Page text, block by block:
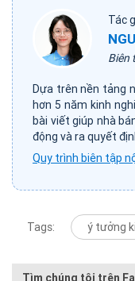
Tác
Biên
Dựa trên nền tảng
hơn 5 năm kinh
bài viết giúp nhà
động và ra quyết
Quy trình biên tập
Tags: ý tưởng